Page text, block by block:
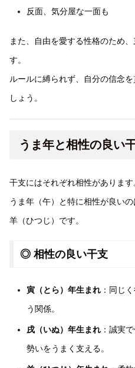
反面、気分屋な一面も
また、自由を愛する性格のため
す。
ルールに縛られず、自分の信念
しょう。
うま年と相性の良い
干支にはそれぞれ相性があります
うま年（午）と特に相性が良い
羊（ひつじ）です。
◎ 相性の良い干支
寅（とら）年生まれ：同じ
う関係。
戌（いぬ）年生まれ：誠実
勢いをうまく支える。